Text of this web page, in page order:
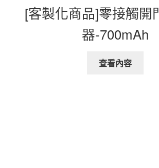
[客製化商品]零接觸開
器-700mAh
查看內容